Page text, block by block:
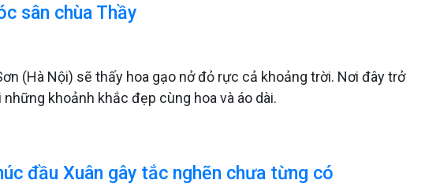
sân chùa Thầy
(Hà Nội) sẽ thấy hoa gạo nở đỏ rực cả khoảng trời. Nơi đây trở
khoảnh khắc đẹp cùng hoa và áo dài.
đầu Xuân gây tắc nghẽn chưa từng có